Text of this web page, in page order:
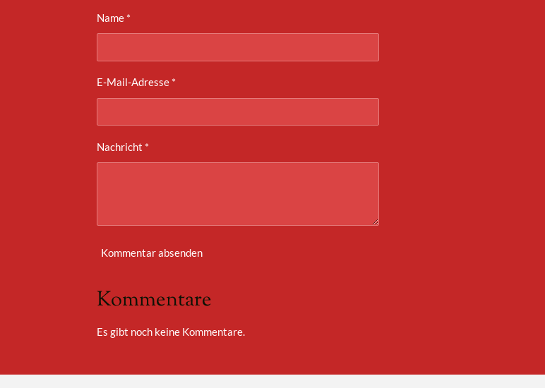
Name *
E-Mail-Adresse *
Nachricht *
Kommentar absenden
Kommentare
Es gibt noch keine Kommentare.